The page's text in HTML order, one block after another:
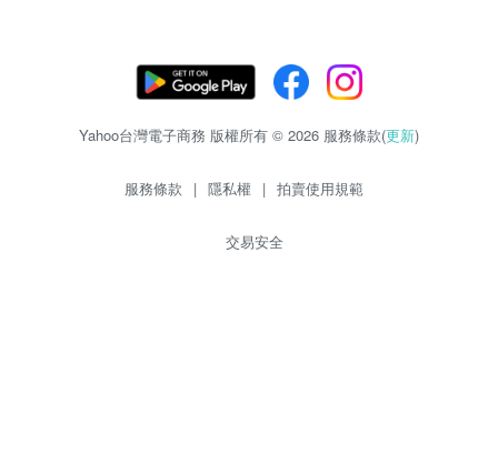
Yahoo台灣電子商務 版權所有 © 2026 服務條款(更新)
服務條款 | 隱私權 | 拍賣使用規範
交易安全